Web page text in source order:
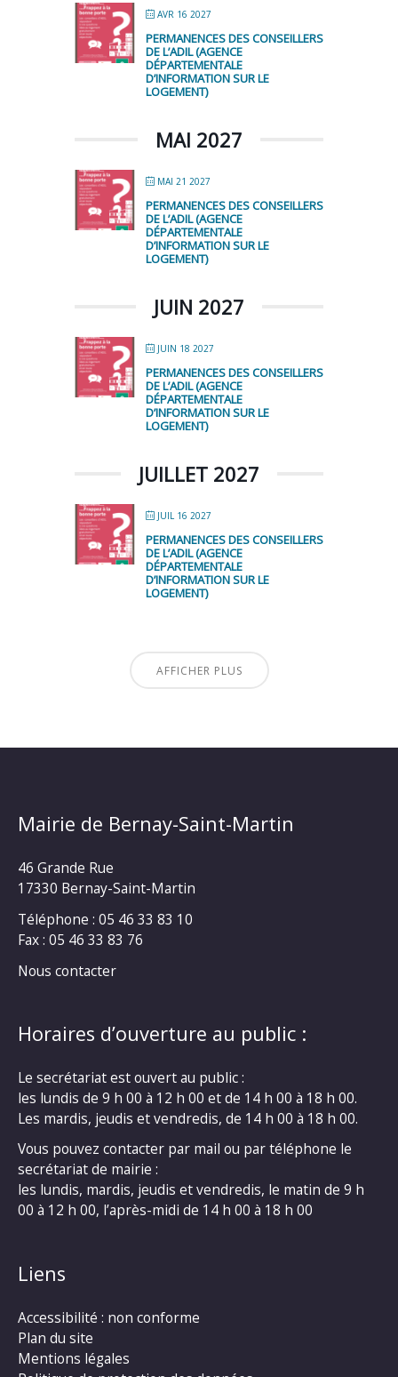
AVR 16 2027
PERMANENCES DES CONSEILLERS
DE L’ADIL (AGENCE
DÉPARTEMENTALE
D’INFORMATION SUR LE
LOGEMENT)
MAI 2027
MAI 21 2027
PERMANENCES DES CONSEILLERS
DE L’ADIL (AGENCE
DÉPARTEMENTALE
D’INFORMATION SUR LE
LOGEMENT)
JUIN 2027
JUIN 18 2027
PERMANENCES DES CONSEILLERS
DE L’ADIL (AGENCE
DÉPARTEMENTALE
D’INFORMATION SUR LE
LOGEMENT)
JUILLET 2027
JUIL 16 2027
PERMANENCES DES CONSEILLERS
DE L’ADIL (AGENCE
DÉPARTEMENTALE
D’INFORMATION SUR LE
LOGEMENT)
AFFICHER PLUS
Mairie de Bernay-Saint-Martin
46 Grande Rue
17330 Bernay-Saint-Martin
Téléphone : 05 46 33 83 10
Fax : 05 46 33 83 76
Nous contacter
Horaires d’ouverture au public :
Le secrétariat est ouvert au public :
les lundis de 9 h 00 à 12 h 00 et de 14 h 00 à 18 h 00.
Les mardis, jeudis et vendredis, de 14 h 00 à 18 h 00.
Vous pouvez contacter par mail ou par téléphone le
secrétariat de mairie :
les lundis, mardis, jeudis et vendredis, le matin de 9 h
00 à 12 h 00, l’après-midi de 14 h 00 à 18 h 00
Liens
Accessibilité : non conforme
Plan du site
Mentions légales